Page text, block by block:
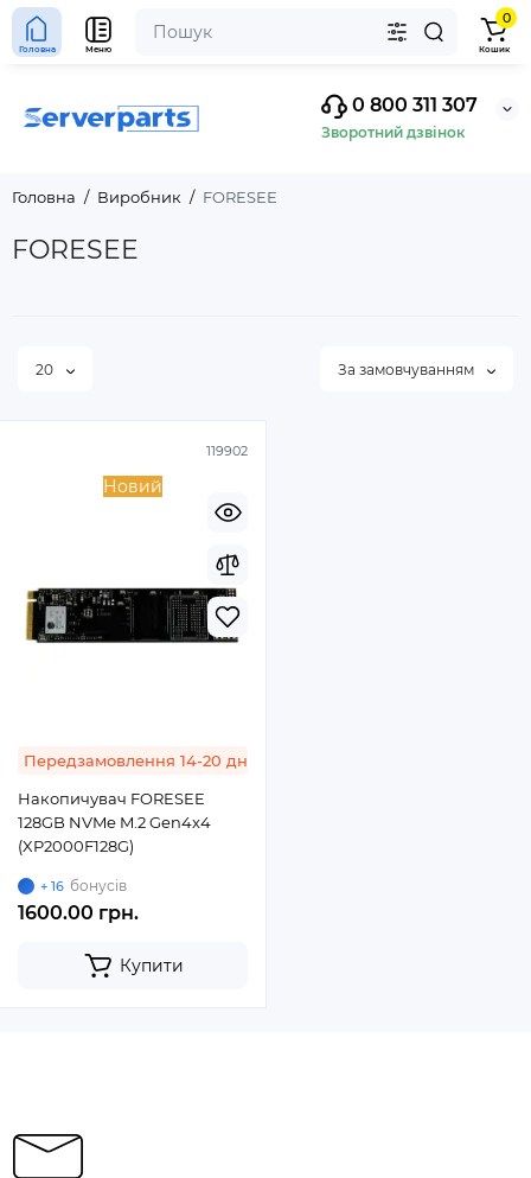
0 800 311 307
Зворотний дзвінок
Головна Меню
0
Кошик
Головна Виробник FORESEE
FORESEE
20 За замовчуванням
119902
Новий
Передзамовлення 14-20 днів
Накопичувач FORESEE
128GB NVMe M.2 Gen4x4
(XP2000F128G)
+ 16 бонусів
1600.00 грн.
Купити